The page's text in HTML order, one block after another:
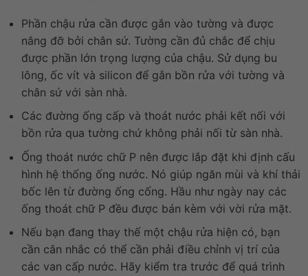
Phần chậu rửa cần được gắn vào tường và được
nâng đỡ bởi chân sứ. Tường cần đủ chắc để chịu
được phần lớn trọng lượng của chậu. Sử dụng bu
lông, ốc vít và silicon để gắn bồn rửa với tường và
chân sứ với sàn nhà.
Các đường ống cấp và thoát nước phải kết nối với
bồn rửa qua tường chứ không phải nối từ sàn nhà.
Ống thoát nước chữ P nên được lắp đặt khi định cấu
hình hệ thống ống nước. Nó giúp ngăn mùi và khí thải
bốc lên từ đường ống cống. Hầu như ngày nay các
ống thoát chữ P đều được bán kèm với vời rửa mặt.
Nếu bạn đang thay thế một chậu rửa hiện có, bạn
cần cân nhắc có thể cần phải điều chỉnh vị trí của
các van cấp nước. Hãy kiểm tra trước để quá trình